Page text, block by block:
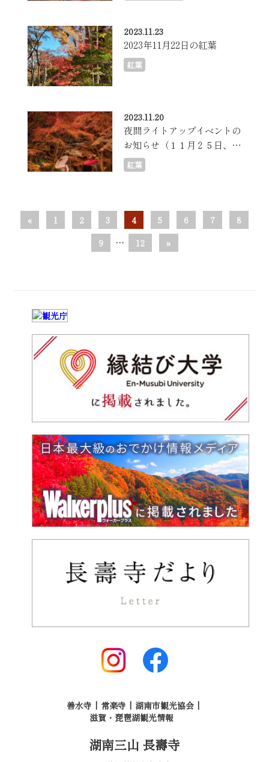
2023.11.23
2023年11月22日の紅葉
紅葉
2023.11.20
夜間ライトアップイベントの
お知らせ（１１月２５日、２
６日）
紅葉
« 1 2 3 4 5 6 7
8
9
… 12 »
善水寺 常楽寺
湖南市観光協会
滋賀・琵琶湖観光情報
湖南三山 長壽寺